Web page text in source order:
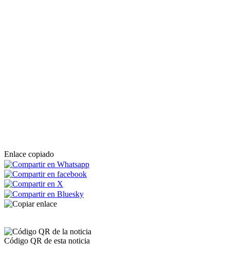
Enlace copiado
Código QR de esta noticia